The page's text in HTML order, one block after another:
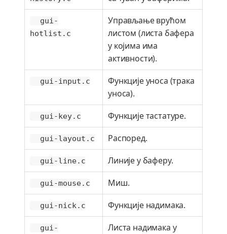
gui-
hotlist.c
Управљање врућом
листом (листа бафера
у којима има
активности).
gui-input.c
Функције уноса (трака
уноса).
gui-key.c Функције тастатуре.
gui-layout.c Распоред.
gui-line.c Линије у баферу.
gui-mouse.c Миш.
gui-nick.c Функције надимака.
gui-
Листа надимака у